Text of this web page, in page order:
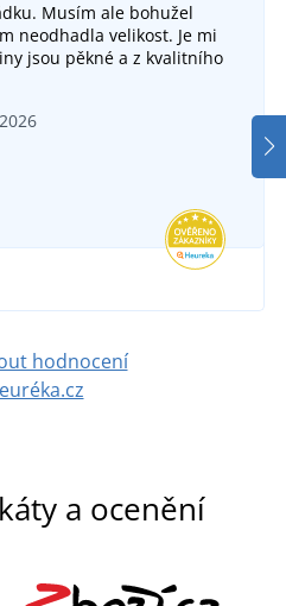
+4
ARDON Breeffidry
5 DNŮ
bunda JN1078
Kč
Musím ale bohužel
neodhadla velikost. Je mi
jsou pěkné a z kvalitního
hodnocení
a ocenění